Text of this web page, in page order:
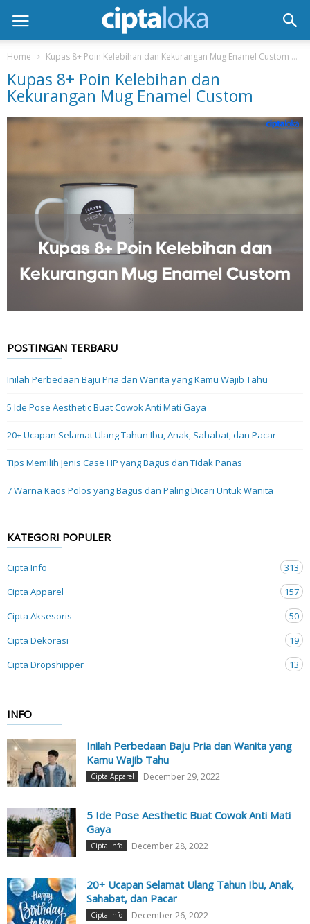
Home Kupas 8+ Poin Kelebihan dan Kekurangan Mug Enamel Custom
Kupas 8+ Poin Kelebihan dan
Kekurangan Mug Enamel Custom
POSTINGAN TERBARU
Inilah Perbedaan Baju Pria dan Wanita yang Kamu Wajib Tahu
5 Ide Pose Aesthetic Buat Cowok Anti Mati Gaya
20+ Ucapan Selamat Ulang Tahun Ibu, Anak, Sahabat, dan Pacar
Tips Memilih Jenis Case HP yang Bagus dan Tidak Panas
7 Warna Kaos Polos yang Bagus dan Paling Dicari Untuk Wanita
KATEGORI POPULER
Cipta Info
313
Cipta Apparel
157
Cipta Aksesoris
50
Cipta Dekorasi
19
Cipta Dropshipper
13
INFO
Inilah Perbedaan Baju Pria dan Wanita yang
Kamu Wajib Tahu
Cipta Apparel December 29, 2022
5 Ide Pose Aesthetic Buat Cowok Anti Mati
Gaya
Cipta Info December 28, 2022
20+ Ucapan Selamat Ulang Tahun Ibu, Anak,
Sahabat, dan Pacar
Cipta Info December 26, 2022